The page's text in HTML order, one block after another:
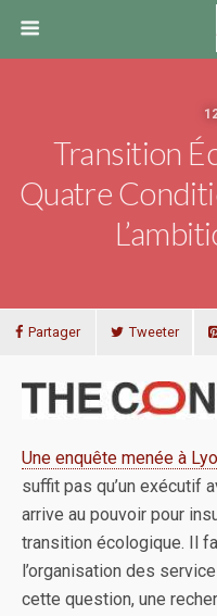
Transition
Quatre
Partager Tweeter
Une enquête menée à
suffit pas qu’un exécutif
arrive au pouvoir pour
transition écologique. Il
l’organisation des
cette question, une